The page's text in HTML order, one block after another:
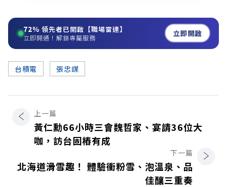
72% 領先者已開啟【職場雷達】
立即開通！解鎖專屬服務 立即開啟
台積電 張忠謀
上一篇
黃仁勳66小時三會魏哲家、宴請36位大
咖，訪台固樁有成
下一篇
北海道滑雪趣！ 體驗衝粉雪、泡溫泉、品
佳釀三重奏